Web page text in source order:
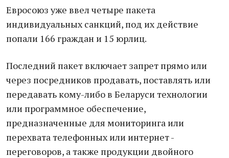
Евросоюз уже ввел четыре пакета
индивидуальных санкций, под их действие
попали 166 граждан и 15 юрлиц.
Последний пакет включает запрет прямо или
через посредников продавать, поставлять или
передавать кому-либо в Беларуси технологии
или программное обеспечение,
предназначенные для мониторинга или
перехвата телефонных или интернет -
переговоров, а также продукции двойного